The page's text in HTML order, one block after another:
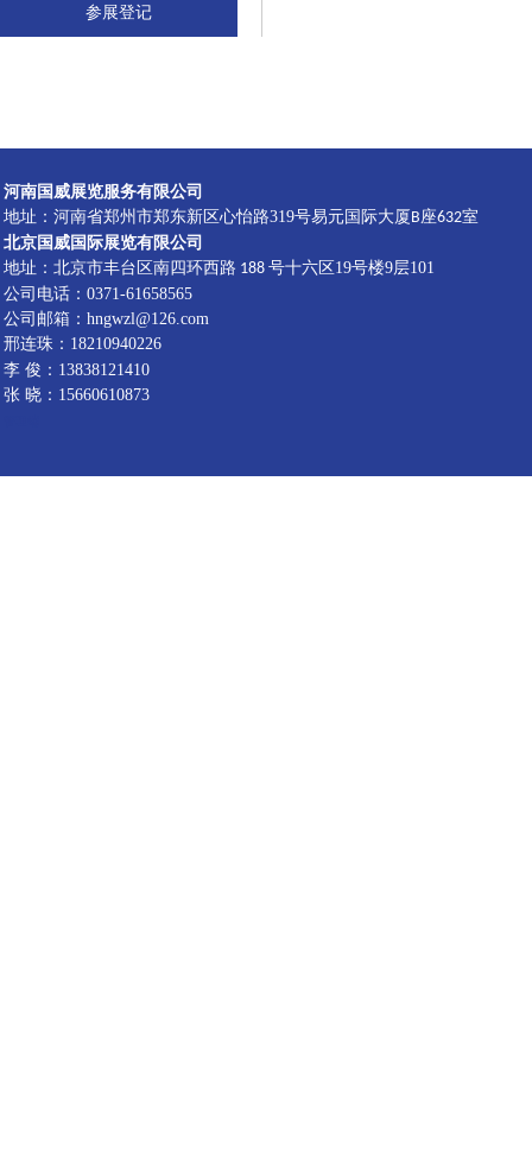
参展登记
河南国威展览服务有限公司
地址：河南省郑州市郑东新区心怡路319号易元国际大厦B座632室
北京国威国际展览有限公司
地址：北京市丰台区南四环西路 188 号十六区19号楼9层101
公司电话：0371-61658565
公司邮箱：hngwzl@126.com
邢连珠：18210940226
李 俊：13838121410
张 晓：15660610873